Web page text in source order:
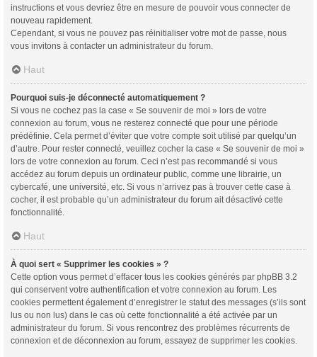
instructions et vous devriez être en mesure de pouvoir vous connecter de
nouveau rapidement.
Cependant, si vous ne pouvez pas réinitialiser votre mot de passe, nous
vous invitons à contacter un administrateur du forum.
Haut
Pourquoi suis-je déconnecté automatiquement ?
Si vous ne cochez pas la case « Se souvenir de moi » lors de votre
connexion au forum, vous ne resterez connecté que pour une période
prédéfinie. Cela permet d’éviter que votre compte soit utilisé par quelqu’un
d’autre. Pour rester connecté, veuillez cocher la case « Se souvenir de moi »
lors de votre connexion au forum. Ceci n’est pas recommandé si vous
accédez au forum depuis un ordinateur public, comme une librairie, un
cybercafé, une université, etc. Si vous n’arrivez pas à trouver cette case à
cocher, il est probable qu’un administrateur du forum ait désactivé cette
fonctionnalité.
Haut
À quoi sert « Supprimer les cookies » ?
Cette option vous permet d’effacer tous les cookies générés par phpBB 3.2
qui conservent votre authentification et votre connexion au forum. Les
cookies permettent également d’enregistrer le statut des messages (s’ils sont
lus ou non lus) dans le cas où cette fonctionnalité a été activée par un
administrateur du forum. Si vous rencontrez des problèmes récurrents de
connexion et de déconnexion au forum, essayez de supprimer les cookies.